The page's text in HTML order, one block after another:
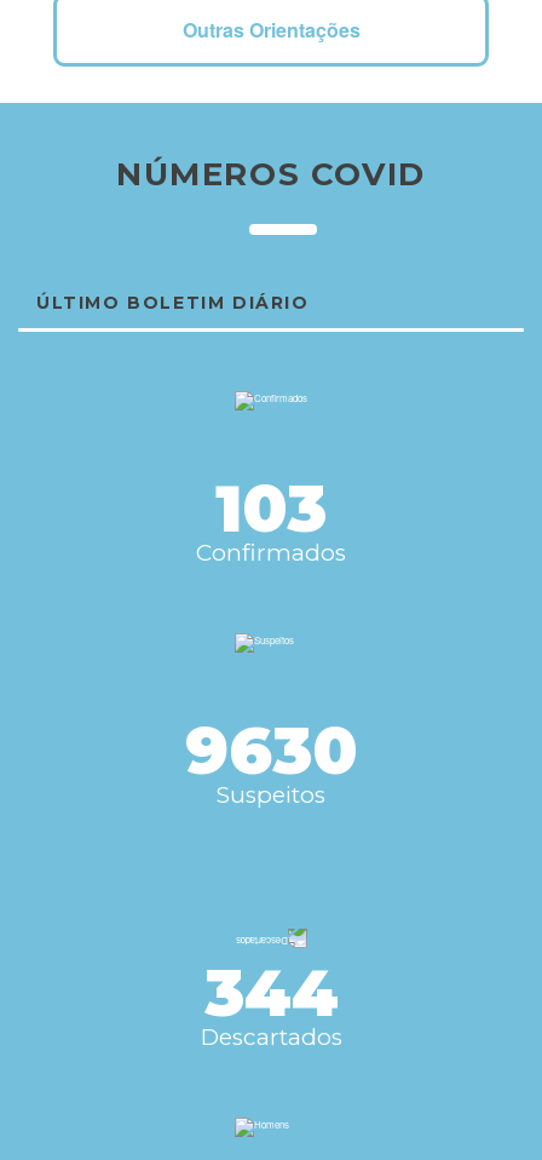
Outras Orientações
NÚMEROS COVID
ÚLTIMO BOLETIM DIÁRIO
103
Confirmados
9630
Suspeitos
344
Descartados